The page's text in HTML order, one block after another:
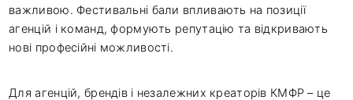
важливою. Фестивальні бали впливають на позиції
агенцій і команд, формують репутацію та відкривають
нові професійні можливості.
Для агенцій, брендів і незалежних креаторів КМФР – це